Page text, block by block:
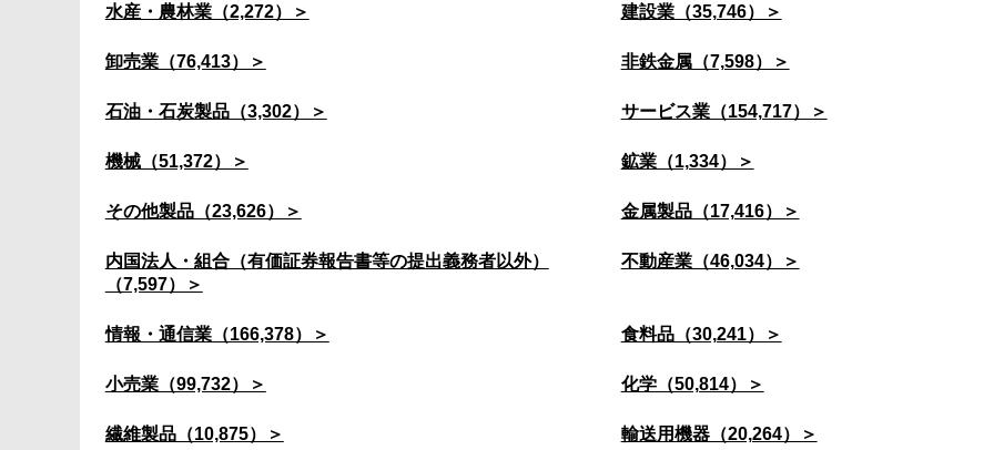
水産・農林業（2,272）＞ 建設業（35,746）＞
卸売業（76,413）＞ 非鉄金属（7,598）＞
石油・石炭製品（3,302）＞ サービス業（154,717）＞
機械（51,372）＞ 鉱業（1,334）＞
その他製品（23,626）＞ 金属製品（17,416）＞
内国法人・組合（有価証券報告書等の提出義務者以外）
（7,597）＞
不動産業（46,034）＞
情報・通信業（166,378）＞ 食料品（30,241）＞
小売業（99,732）＞ 化学（50,814）＞
繊維製品（10,875）＞ 輸送用機器（20,264）＞